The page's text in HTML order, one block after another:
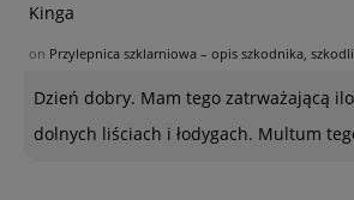
Kinga
on Przylepnica szklarniowa – opis szkodnika,
Dzień dobry. Mam tego zatrważającą
dolnych liściach i łodygach. Multum